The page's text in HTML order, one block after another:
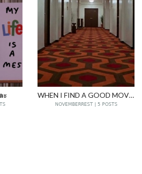
ะ WHEN I FIND A GOOD MOVIE
NOVEMBERREST | 5 POSTS